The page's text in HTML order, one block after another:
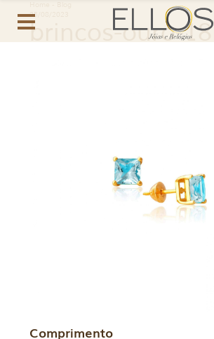
25/08/2023
brincos-ouro-18k
Comprimento